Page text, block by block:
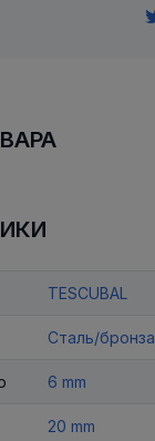
TESCUBAL
Сталь/бронза
6 mm
20 mm